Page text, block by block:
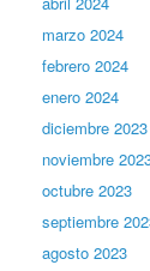
marzo 2024
febrero 2024
enero 2024
diciembre 2023
noviembre
octubre 2023
septiembre
agosto 2023